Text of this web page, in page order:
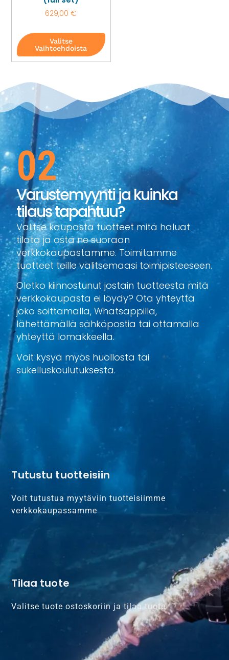
629,00€
Valitse
Vaihtoehdoista
02
Varustemyynti ja kuinka
tilaus tapahtuu?
Valitse kaupasta tuotteet mitä haluat
tilata ja osta ne suoraan
verkkokaupastamme. Toimitamme
tuotteet teille valitsemaasi toimipisteeseen.
Oletko kiinnostunut jostain tuotteesta mitä
verkkokaupasta ei löydy? Ota yhteyttä
joko soittamalla, Whatsappilla,
lähettämällä sähköpostia tai ottamalla
yhteyttä lomakkeella.
Voit kysyä myös huollosta tai
sukelluskoulutuksesta.
Tutustu tuotteisiin
Voit tutustua myytäviin tuotteisiimme
verkkokaupassamme
Tilaa tuote
Valitse tuote ostoskoriin ja tilaa tuote